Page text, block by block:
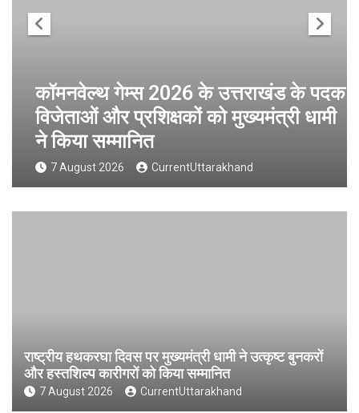
कॉमनवेल्थ गेम्स 2026 के उत्तराखंड के पदक
विजेताओं और प्रशिक्षकों को मुख्यमंत्री धामी
ने किया सम्मानित
7 August 2026 CurrentUttarakhand
राष्ट्रीय हथकरघा दिवस पर मुख्यमंत्री धामी ने उत्कृष्ट बुनकरों
और हस्तशिल्प कारीगरों को किया सम्मानित
7 August 2026 CurrentUttarakhand